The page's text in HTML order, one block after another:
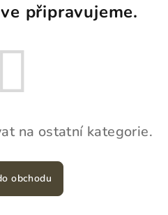
připravujeme.
na ostatní kategorie.
obchodu